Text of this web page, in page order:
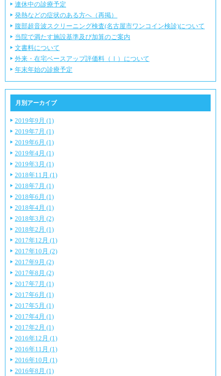
連休中の診療予定
発熱などの症状のある方へ（再掲）
腹部超音波スクリーニング検査(名古屋市ワンコイン検診)について
当院で満たす施設基準及び加算のご案内
文書料について
外来・在宅ベースアップ評価料（Ⅰ）について
年末年始の診療予定
月別アーカイブ
2019年9月 (1)
2019年7月 (1)
2019年6月 (1)
2019年4月 (1)
2019年3月 (1)
2018年11月 (1)
2018年7月 (1)
2018年6月 (1)
2018年4月 (1)
2018年3月 (2)
2018年2月 (1)
2017年12月 (1)
2017年10月 (2)
2017年9月 (2)
2017年8月 (2)
2017年7月 (1)
2017年6月 (1)
2017年5月 (1)
2017年4月 (1)
2017年2月 (1)
2016年12月 (1)
2016年11月 (1)
2016年10月 (1)
2016年8月 (1)